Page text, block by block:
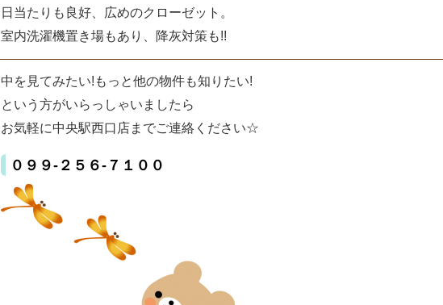
日当たりも良好、広めのクローゼット。
室内洗濯機置き場もあり、降灰対策も!!
中を見てみたい!もっと他の物件も知りたい!
という方がいらっしゃいましたら
お気軽に中央駅西口店までご連絡ください☆
０９９-２５６-７１００